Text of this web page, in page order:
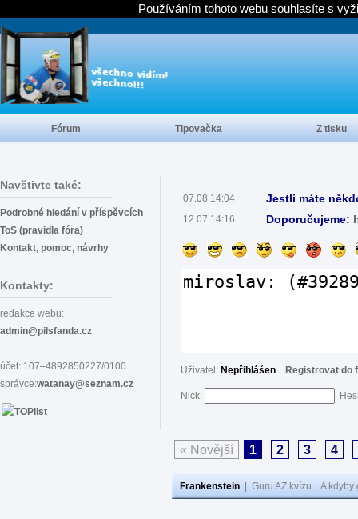
Navštivte také:
Podrobné hledání v příspěvcích
ToS (pravidla fóra)
Kontakt, pomoc, návrhy
Kontakty:
redakce webu:
admin@pilsfanda.cz
účet: 107–4892850227/0100
správce:watanay@seznam.cz
07.08 14:04 Jestli máte
12.07 14:16 Doporučujeme:
Uživatel: Nepřihlášen Registrovat do
Nick:
« Novější 1 2 3 4
Frankenstein Guru AZ kvízu... A
Fórum Tipovačka Z tisku
Používáním tohoto webu souhlasíte s